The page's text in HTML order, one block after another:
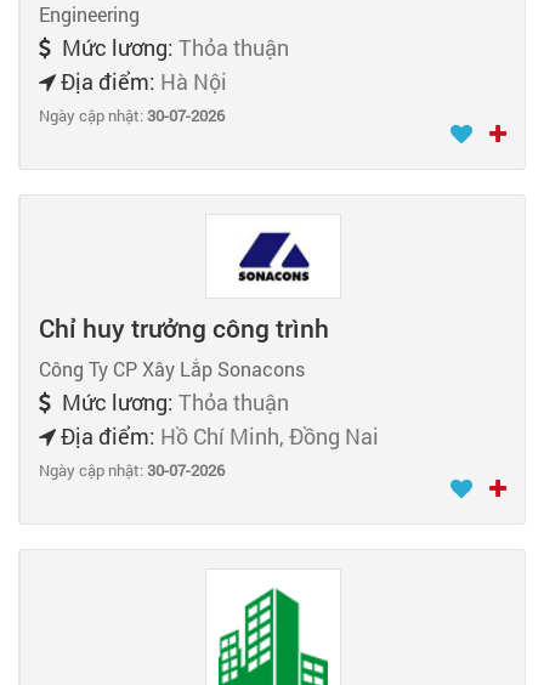
Engineering
Mức lương: Thỏa thuận
Địa điểm: Hà Nội
Ngày cập nhật:30-07-2026
Chỉ huy trưởng công trình
Công Ty CP Xây Lắp Sonacons
Mức lương: Thỏa thuận
Địa điểm: Hồ Chí Minh, Đồng Nai
Ngày cập nhật:30-07-2026